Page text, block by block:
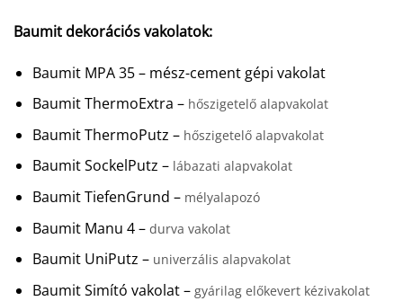
Baumit dekorációs vakolatok:
Baumit MPA 35 – mész-cement gépi vakolat
Baumit ThermoExtra – hőszigetelő alapvakolat
Baumit ThermoPutz – hőszigetelő alapvakolat
Baumit SockelPutz – lábazati alapvakolat
Baumit TiefenGrund – mélyalapozó
Baumit Manu 4 – durva vakolat
Baumit UniPutz – univerzális alapvakolat
Baumit Simító vakolat – gyárilag előkevert kézivakolat